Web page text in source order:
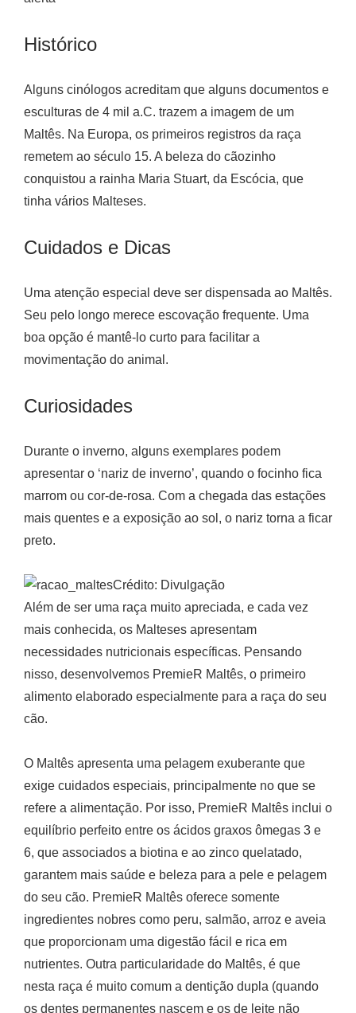
Histórico
Alguns cinólogos acreditam que alguns documentos e
esculturas de 4 mil a.C. trazem a imagem de um
Maltês. Na Europa, os primeiros registros da raça
remetem ao século 15. A beleza do cãozinho
conquistou a rainha Maria Stuart, da Escócia, que
tinha vários Malteses.
Cuidados e Dicas
Uma atenção especial deve ser dispensada ao Maltês.
Seu pelo longo merece escovação frequente. Uma
boa opção é mantê-lo curto para facilitar a
movimentação do animal.
Curiosidades
Durante o inverno, alguns exemplares podem
apresentar o ‘nariz de inverno’, quando o focinho fica
marrom ou cor-de-rosa. Com a chegada das estações
mais quentes e a exposição ao sol, o nariz torna a ficar
preto.
Crédito: Divulgação
Além de ser uma raça muito apreciada, e cada vez
mais conhecida, os Malteses apresentam
necessidades nutricionais específicas. Pensando
nisso, desenvolvemos PremieR Maltês, o primeiro
alimento elaborado especialmente para a raça do seu
cão.
O Maltês apresenta uma pelagem exuberante que
exige cuidados especiais, principalmente no que se
refere a alimentação. Por isso, PremieR Maltês inclui o
equilíbrio perfeito entre os ácidos graxos ômegas 3 e
6, que associados a biotina e ao zinco quelatado,
garantem mais saúde e beleza para a pele e pelagem
do seu cão. PremieR Maltês oferece somente
ingredientes nobres como peru, salmão, arroz e aveia
que proporcionam uma digestão fácil e rica em
nutrientes. Outra particularidade do Maltês, é que
nesta raça é muito comum a dentição dupla (quando
os dentes permanentes nascem e os de leite não